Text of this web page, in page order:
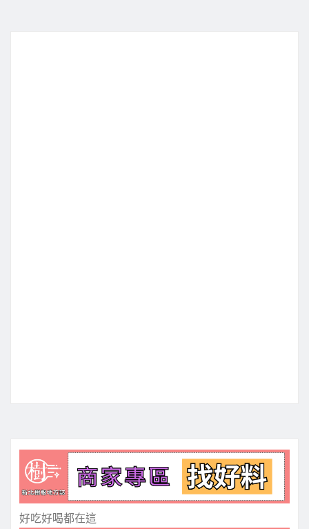
好吃好喝都在這